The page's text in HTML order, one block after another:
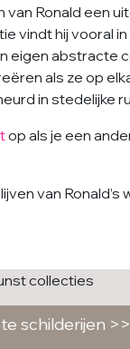
van Ronald een
vindt hij vooral in
eigen abstracte
als ze op
in stedelijke
op als je een
van Ronald’s
collecties
schilderijen >>